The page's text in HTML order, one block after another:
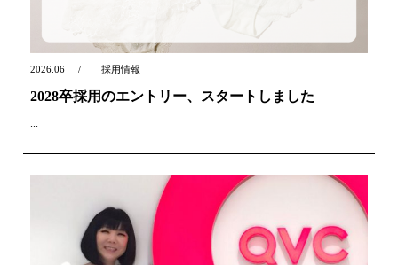
2026.06 採用情報
2028卒採用のエントリー、スタートしました
...